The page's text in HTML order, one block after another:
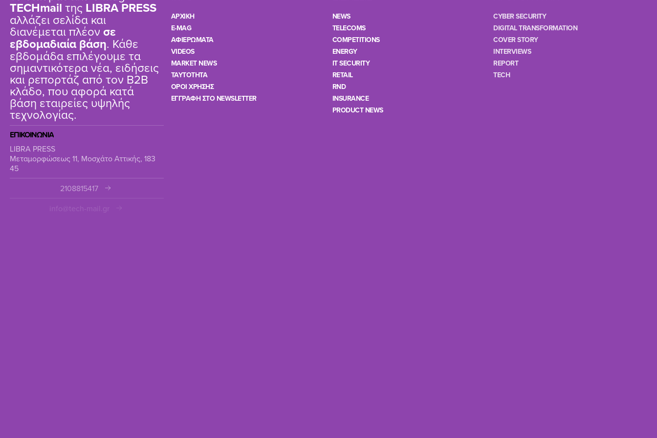
TΕCHmail της LIBRA PRESS
αλλάζει σελίδα και
διανέμεται πλέον σε
εβδομαδιαία βάση. Κάθε
εβδομάδα επιλέγουμε τα
σημαντικότερα νέα, ειδήσεις
και ρεπορτάζ από τον B2B
κλάδο, που αφορά κατά
βάση εταιρείες υψηλής
τεχνολογίας.
ΕΠΙΚΟΙΝΩΝΙΑ
LIBRA PRESS
Μεταμορφώσεως 11, Μοσχάτο Αττικής, 183
45
2108815417
info@tech-mail.gr
ΑΡΧΙΚΗ
E-MAG
ΑΦΙΕΡΩΜΑΤΑ
VIDEOS
MARKET NEWS
TAYTOTHTA
ΟΡΟΙ ΧΡΗΣΗΣ
ΕΓΓΡΑΦΗ ΣΤΟ NEWSLETTER
NEWS
TELECOMS
COMPETITIONS
ENERGY
IT SECURITY
RETAIL
RND
INSURANCE
PRODUCT NEWS
CYBER SECURITY
DIGITAL TRANSFORMATION
COVER STORY
INTERVIEWS
REPORT
TECH